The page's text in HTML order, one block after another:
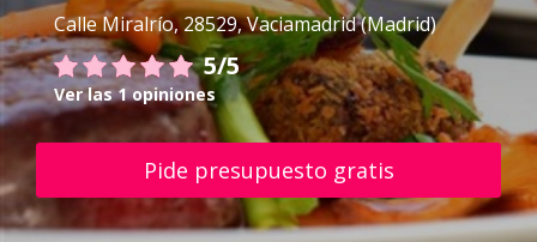
Calle Miralrío, 28529, Vaciamadrid (Madrid)
5/5
Ver las 1 opiniones
Pide presupuesto gratis